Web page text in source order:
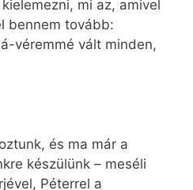
mi az, amivel
bennem tovább:
véremmé vált minden,
és ma már a
készülünk – meséli
Péterrel a